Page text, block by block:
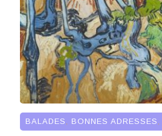
BALADES , BONNES ADRESSES ,